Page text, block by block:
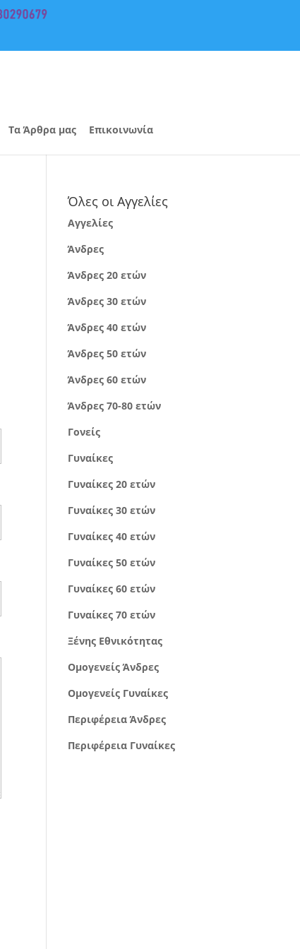
Τα Άρθρα μας Επικοινωνία
Όλες οι Αγγελίες
Αγγελίες
Άνδρες
Άνδρες 20 ετών
Άνδρες 30 ετών
Άνδρες 40 ετών
Άνδρες 50 ετών
Άνδρες 60 ετών
Άνδρες 70-80 ετών
Γονείς
Γυναίκες
Γυναίκες 20 ετών
Γυναίκες 30 ετών
Γυναίκες 40 ετών
Γυναίκες 50 ετών
Γυναίκες 60 ετών
Γυναίκες 70 ετών
Ξένης Εθνικότητας
Ομογενείς Άνδρες
Ομογενείς Γυναίκες
Περιφέρεια Άνδρες
Περιφέρεια Γυναίκες